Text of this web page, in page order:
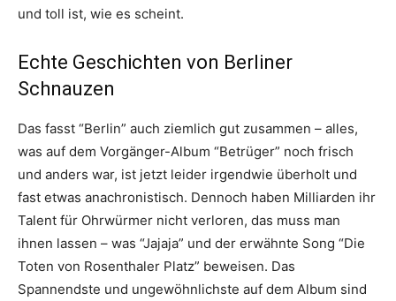
und toll ist, wie es scheint.
Echte Geschichten von Berliner
Schnauzen
Das fasst “Berlin” auch ziemlich gut zusammen – alles,
was auf dem Vorgänger-Album “Betrüger” noch frisch
und anders war, ist jetzt leider irgendwie überholt und
fast etwas anachronistisch. Dennoch haben Milliarden ihr
Talent für Ohrwürmer nicht verloren, das muss man
ihnen lassen – was “Jajaja” und der erwähnte Song “Die
Toten von Rosenthaler Platz” beweisen. Das
Spannendste und ungewöhnlichste auf dem Album sind